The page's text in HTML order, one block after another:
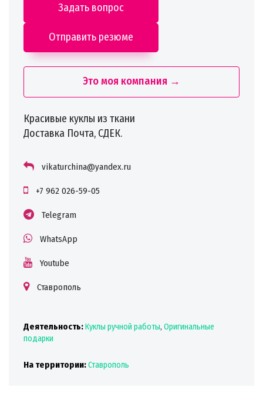
Задать вопрос
Отправить резюме
Это моя компания →
Красивые куклы из ткани
Доставка Почта, СДЕК.
vikaturchina@yandex.ru
+7 962 026-59-05
Telegram
WhatsApp
Youtube
Ставрополь
Деятельность:Куклы ручной работы, Оригинальные
подарки
На территории:Ставрополь